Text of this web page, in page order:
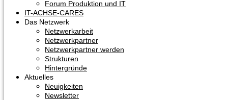
Forum Produktion und IT
IT-ACHSE-CARES
Das Netzwerk
Netzwerkarbeit
Netzwerkpartner
Netzwerkpartner werden
Strukturen
Hintergründe
Aktuelles
Neuigkeiten
Newsletter